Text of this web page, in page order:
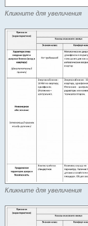
Кликните для увеличения
Кликните для увеличения